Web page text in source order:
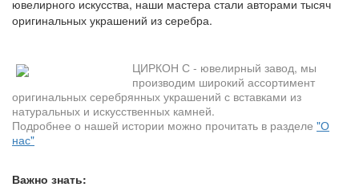
ювелирного искусства, наши мастера стали авторами тысяч
оригинальных украшений из серебра.
ЦИРКОН С - ювелирный завод, мы
производим широкий ассортимент
оригинальных серебрянных украшений с вставками из
натуральных и искусственных камней.
Подробнее о нашей истории можно прочитать в разделе "О
нас"
Важно знать: